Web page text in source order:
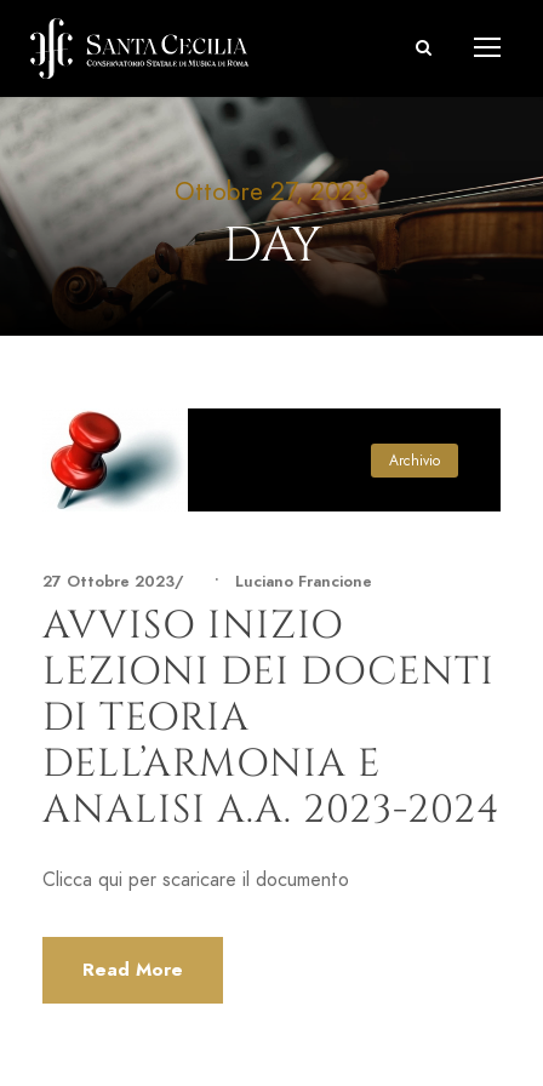
Ottobre 27, 2023
DAY
Archivio
27 Ottobre 2023 • Luciano Francione
AVVISO INIZIO
LEZIONI DEI DOCENTI
DI TEORIA
DELL’ARMONIA E
ANALISI A.A. 2023-2024
Clicca qui per scaricare il documento
Read More